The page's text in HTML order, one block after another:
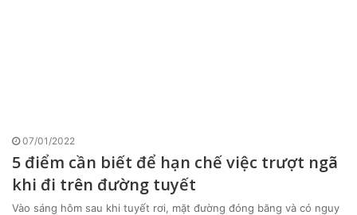
07/01/2022
5 điểm cần biết để hạn chế việc trượt ngã
khi đi trên đường tuyết
Vào sáng hôm sau khi tuyết rơi, mặt đường đóng băng và có nguy